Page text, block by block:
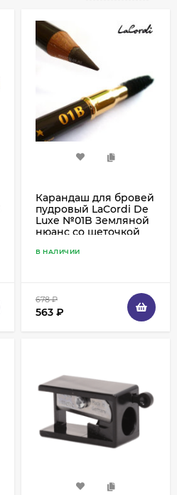
Карандаш для бровей
пудровый LaCordi De
Luxe №01B Земляной
нюанс со щеточкой
В НАЛИЧИИ
678₽
563 ₽